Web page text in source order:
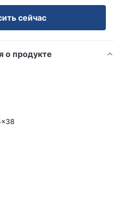
сейчас
о продукте